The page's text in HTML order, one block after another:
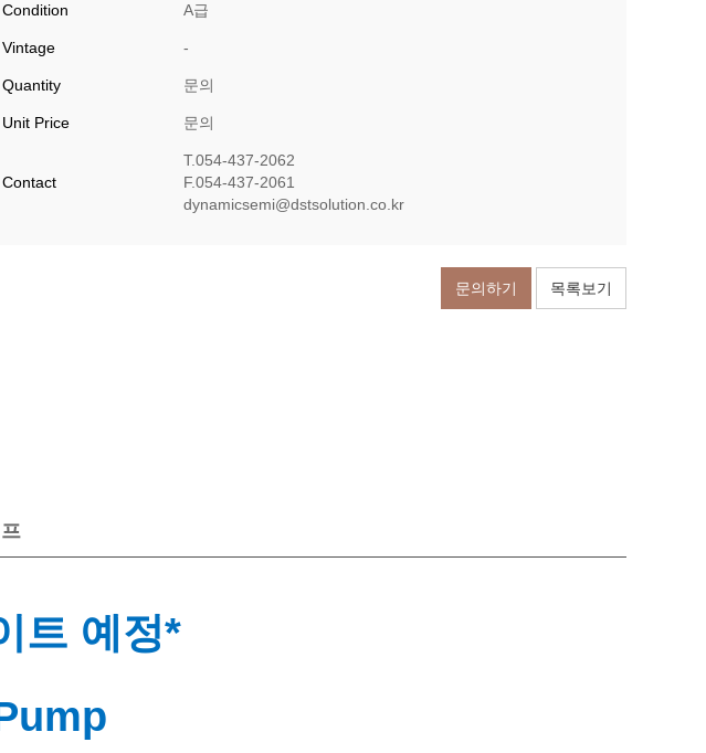
Condition A급
Vintage -
Quantity 문의
Unit Price 문의
Contact
T.054-437-2062
F.054-437-2061
​dynamicsemi@dstsolution.co.kr
문의하기 목록보기
트 예정*